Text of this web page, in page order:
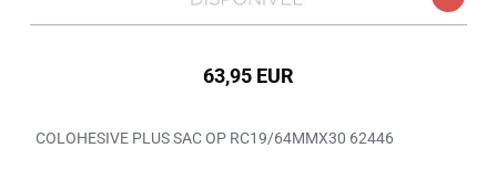
63,95 EUR
COLOHESIVE PLUS SAC OP RC19/64MMX30 62446